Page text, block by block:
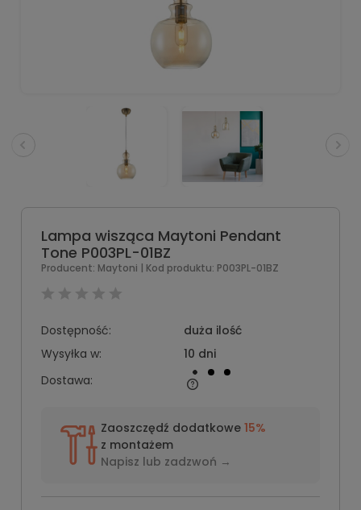
Lampa wisząca Maytoni Pendant
Tone P003PL-01BZ
Producent: Maytoni | Kod produktu: P003PL-01BZ
Dostępność:
duża ilość
Wysyłka w:
10 dni
Dostawa:
Zaoszczędź dodatkowe 15%
z montażem
Napisz lub zadzwoń →